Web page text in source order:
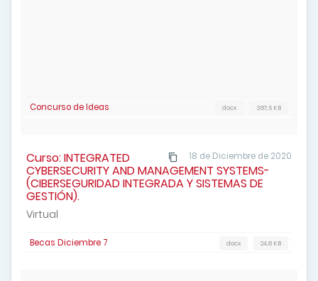
Concurso de Ideas 387,5 KB
docx
18 de Diciembre de 2020
Curso: INTEGRATED
CYBERSECURITY AND MANAGEMENT SYSTEMS-
(CIBERSEGURIDAD INTEGRADA Y SISTEMAS DE
GESTIÓN).
Virtual
Becas Diciembre 7 24,8 KB
docx